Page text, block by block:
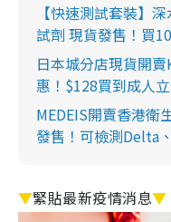
【快速測試套裝】
試劑 現貨發售！買
日本城分店現貨開
惠！$128買到成人
MEDEIS開賣香港衛
發售！可檢測Delta
▼緊貼最新疫情消息▼